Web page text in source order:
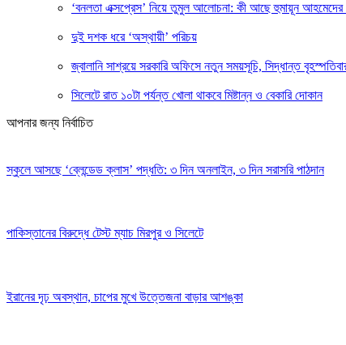
‘বনলতা এক্সপ্রেস’ নিয়ে তুমুল আলোচনা: কী আছে হুমায়ূন আহমেদের
দুই দশক ধরে ‘অস্থায়ী’ পরিচয়
জ্বালানি সাশ্রয়ে সরকারি অফিসে নতুন সময়সূচি, সিদ্ধান্ত
সিলেটে রাত ১০টা পর্যন্ত খোলা থাকবে মিষ্টান্ন ও বেকারি দোকান
আপনার জন্য নির্বাচিত
স্কুলে আসছে ‘ব্লেন্ডেড ক্লাস’ পদ্ধতি: ৩ দিন অনলাইন, ৩ দিন সরাসরি পাঠদান
পাকিস্তানের বিরুদ্ধে টেস্ট ম্যাচ মিরপুর ও সিলেটে
ইরানের দৃঢ় অবস্থান, চাপের মুখে উত্তেজনা বাড়ার আশঙ্কা